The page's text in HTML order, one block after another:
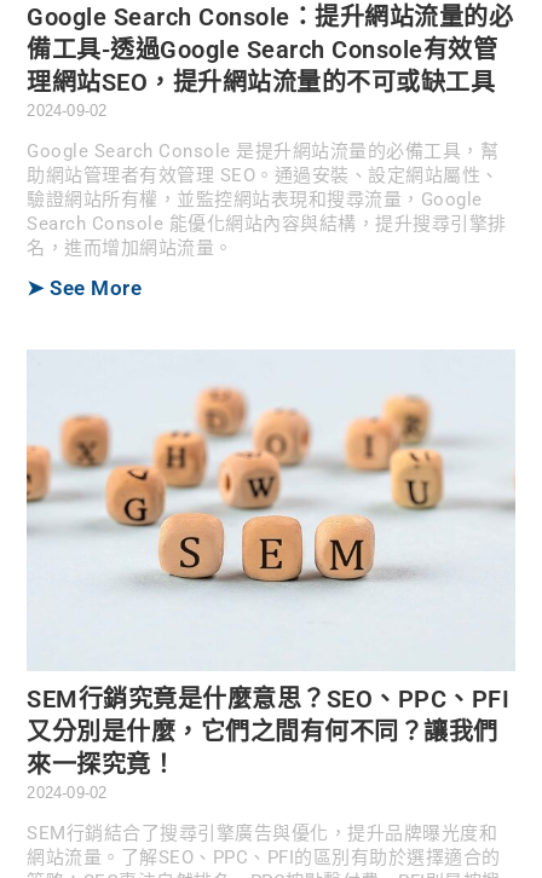
Google Search Console：提升網站流量的必
備工具-透過Google Search Console有效管
理網站SEO，提升網站流量的不可或缺工具
2024-09-02
Google Search Console 是提升網站流量的必備工具，幫
助網站管理者有效管理 SEO。通過安裝、設定網站屬性、
驗證網站所有權，並監控網站表現和搜尋流量，Google
Search Console 能優化網站內容與結構，提升搜尋引擎排
名，進而增加網站流量。
➤ See More
SEM行銷究竟是什麼意思？SEO、PPC、PFI
又分別是什麼，它們之間有何不同？讓我們
來一探究竟！
2024-09-02
SEM行銷結合了搜尋引擎廣告與優化，提升品牌曝光度和
網站流量。了解SEO、PPC、PFI的區別有助於選擇適合的